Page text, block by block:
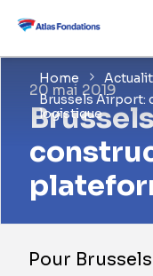
Home
Brussels Airport:
logistique
20 mai 2019
Pour